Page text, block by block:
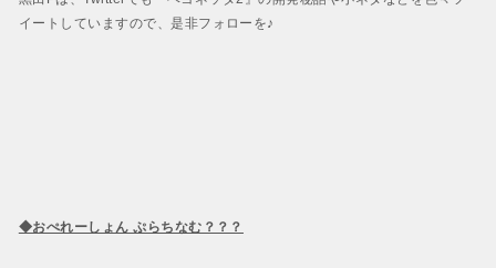
イートしていますので、是非フォローを♪
◆おぺれーしょん ぷらちなむ？？？